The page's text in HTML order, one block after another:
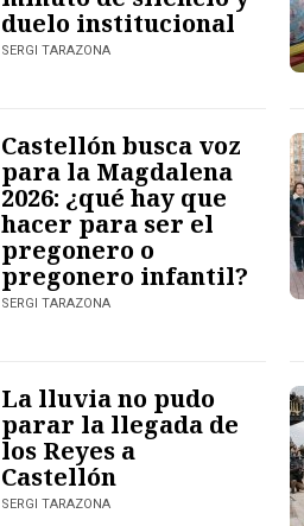
duelo institucional
SERGI TARAZONA
Castellón busca voz
para la Magdalena
2026: ¿qué hay que
hacer para ser el
pregonero o
pregonero infantil?
SERGI TARAZONA
La lluvia no pudo
parar la llegada de
los Reyes a
Castellón
SERGI TARAZONA